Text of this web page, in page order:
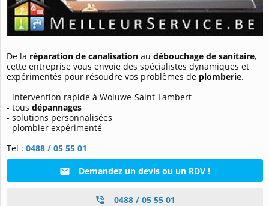
De la réparation de canalisation au débouchage de sanitaire,
cette entreprise vous envoie des spécialistes dynamiques et
expérimentés pour résoudre vos problèmes de plomberie.
- intervention rapide à Woluwe-Saint-Lambert
- tous dépannages
- solutions personnalisées
- plombier expérimenté
Tel : 0488 / 05 55 01
Demandez un devis ou un RDV !
0488 / 05 55 01